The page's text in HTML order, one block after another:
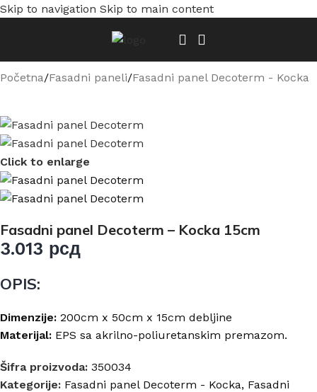
Skip to navigation Skip to main content
Početna/Fasadni paneli/Fasadni panel Decoterm - Kocka
Click to enlarge
Fasadni panel Decoterm – Kocka 15cm
3.013 рсд
OPIS:
Dimenzije: 200cm x 50cm x 15cm debljine
Materijal: EPS sa akrilno-poliuretanskim premazom.
Šifra proizvoda: 350034
Kategorije: Fasadni panel Decoterm - Kocka, Fasadni